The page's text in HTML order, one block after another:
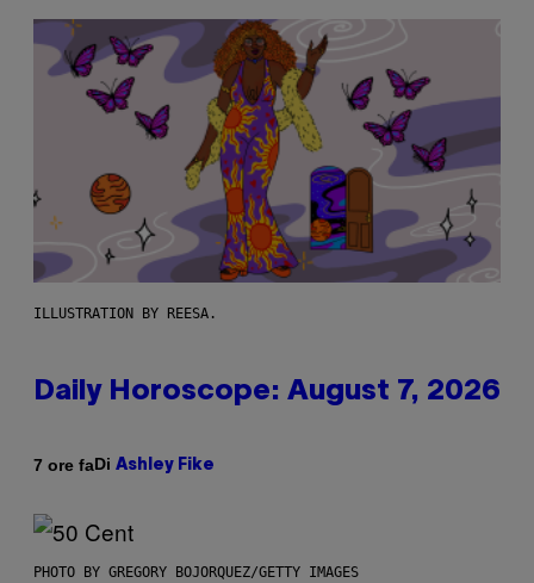
ILLUSTRATION BY REESA.
Daily Horoscope: August 7, 2026
7 ore faDi Ashley Fike
PHOTO BY GREGORY BOJORQUEZ/GETTY IMAGES